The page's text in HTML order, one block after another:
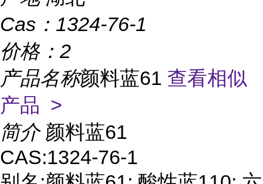
Cas： 1324-76-1
价格： 2
产品名称颜料蓝61 查看相似
产品 >
简介 颜料蓝61
CAS:1324-76-1